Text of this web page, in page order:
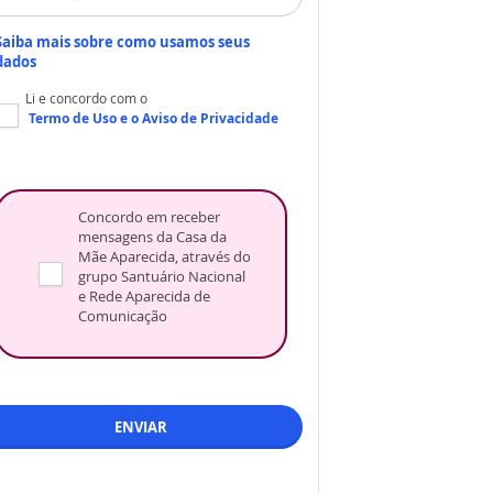
mais sobre como usamos seus
Li e concordo com o
Termo de Usoe oAviso de Privacidade
Concordo em receber
mensagens da Casa da
Mãe Aparecida, através do
grupo Santuário Nacional
e Rede Aparecida de
Comunicação
ENVIAR